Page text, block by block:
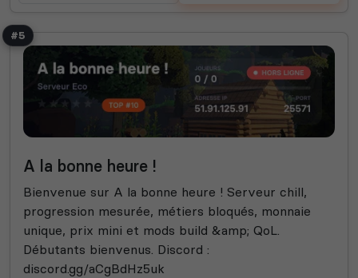
#5
A la bonne heure !
Bienvenue sur A la bonne heure ! Serveur chill,
progression mesurée, métiers bloqués, monnaie
unique, prix mini et mods build &amp; QoL.
Débutants bienvenus. Discord :
discord.gg/aCgBdHz5uk